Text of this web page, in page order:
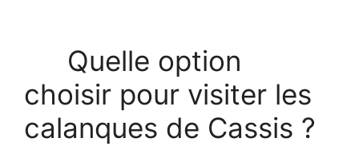
Quelle option
choisir pour visiter les
calanques de Cassis ?